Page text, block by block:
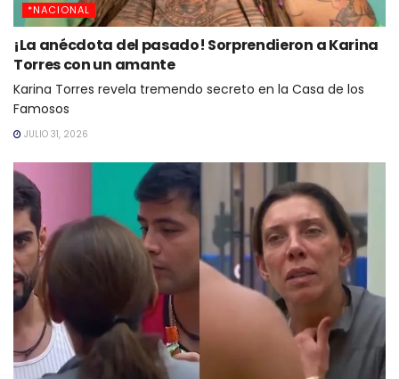
*NACIONAL
¡La anécdota del pasado! Sorprendieron a Karina
Torres con un amante
Karina Torres revela tremendo secreto en la Casa de los
Famosos
JULIO 31, 2026